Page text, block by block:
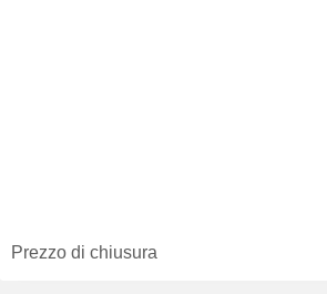
Prezzo di chiusura